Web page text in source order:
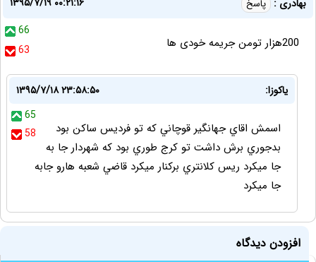
بهادری : پاسخ
66
63
200هزار تومن جریمه خودی ها
ياكوزا:
۱۳۹۵/۷/۱۸ ۲۳:۵۸:۵۰
65
58
اسمش اقاي جهانگير قوچاني كه تو فرديس ساكن بود
بدجوري برش داشت تو كرج طوري بود كه شهردار جا به
جا ميكرد ريس كلانتري بركنار ميكرد قاضي شعبه هارو جابه
جا ميكرد
افزودن دیدگاه